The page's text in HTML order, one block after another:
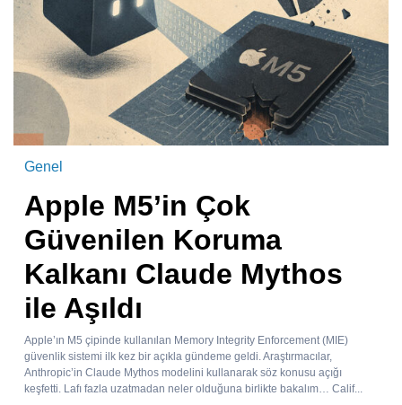
Genel
Apple M5’in Çok
Güvenilen Koruma
Kalkanı Claude Mythos
ile Aşıldı
Apple’ın M5 çipinde kullanılan Memory Integrity Enforcement (MIE)
güvenlik sistemi ilk kez bir açıkla gündeme geldi. Araştırmacılar,
Anthropic’in Claude Mythos modelini kullanarak söz konusu açığı
keşfetti. Lafı fazla uzatmadan neler olduğuna birlikte bakalım… Calif...